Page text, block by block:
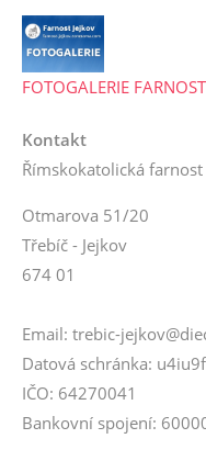
FOTOGALERIE
Kontakt
Římskokatolická farnost
Otmarova 51/20
Třebíč - Jejkov
674 01
Email: trebic-
Datová schránka:
IČO: 64270041
Bankovní spojení: